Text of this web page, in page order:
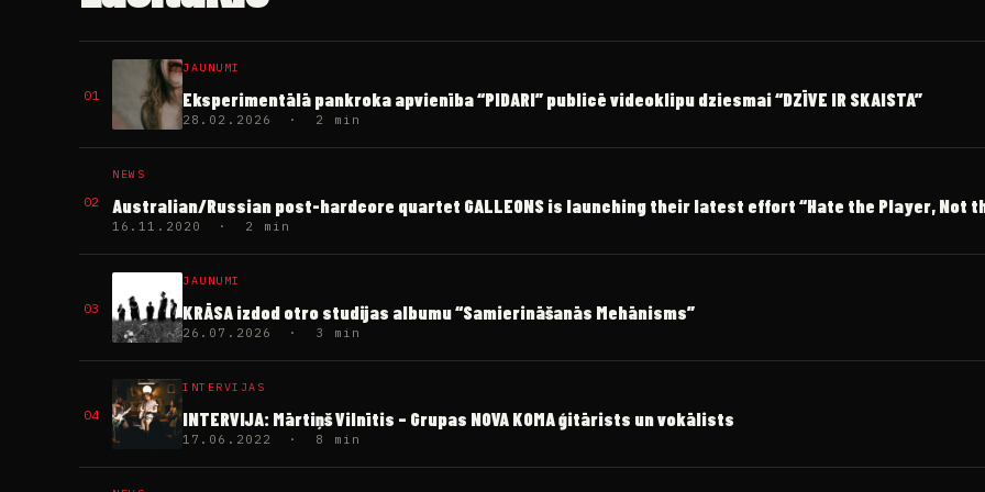
01
JAUNUMI
Eksperimentālā pankroka apvienība “PIDARI” publicē videoklipu dziesmai “DZĪVE IR SKAISTA”
28.02.2026 · 2 min
02
NEWS
Australian/Russian post-hardcore quartet GALLEONS is launching their latest effort “Hate the Player, Not
16.11.2020 · 2 min
03
JAUNUMI
KRĀSA izdod otro studijas albumu “Samierināšanās Mehānisms”
26.07.2026 · 3 min
04
INTERVIJAS
INTERVIJA: Mārtiņš Vilnītis – Grupas NOVA KOMA ģitārists un vokālists
17.06.2022 · 8 min